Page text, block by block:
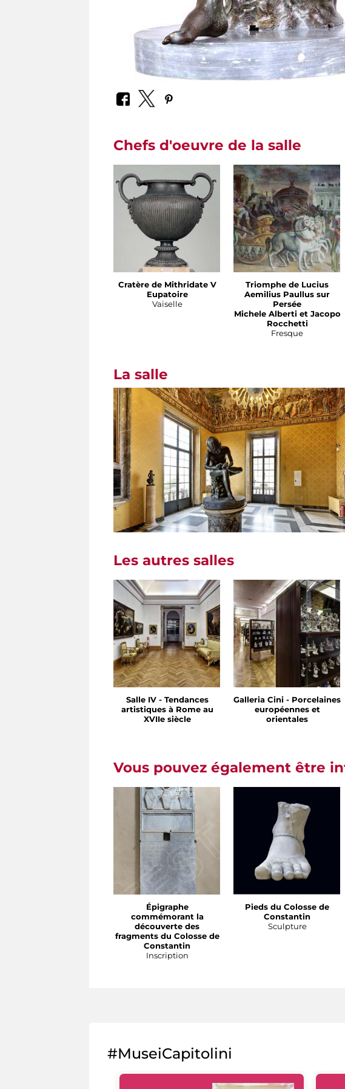
Chefs d'oeuvre de la salle
Cratère de Mithridate V
Eupatoire
Vaiselle
Triomphe de Lucius
Aemilius Paullus sur
Persée
Michele Alberti et Jacopo
Rocchetti
Fresque
La salle
Les autres salles
Salle IV - Tendances
artistiques à Rome au
XVIIe siècle
Galleria Cini - Porcelaines
européennes et
orientales
Vous pouvez également être
Épigraphe
commémorant la
découverte des
fragments du Colosse de
Constantin
Inscription
Pieds du Colosse de
Constantin
Sculpture
#MuseiCapitolini